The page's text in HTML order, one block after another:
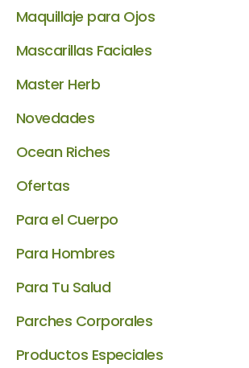
Maquillaje para Ojos
Mascarillas Faciales
Master Herb
Novedades
Ocean Riches
Ofertas
Para el Cuerpo
Para Hombres
Para Tu Salud
Parches Corporales
Productos Especiales